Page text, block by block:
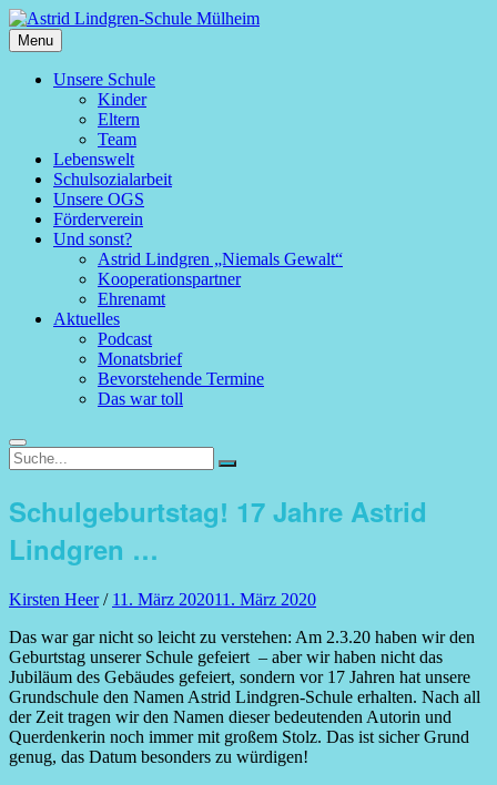
Skip
to
content
Astrid
Lindgren-
Menu
PrimaryUnsere Schule
Kinder
Eltern
Team
Lebenswelt
Schulsozialarbeit
Unsere OGS
Förderverein
Und sonst?
Astrid Lindgren „Niemals Gewalt“
Kooperationspartner
Ehrenamt
Aktuelles
Podcast
Monatsbrief
Bevorstehende Termine
Das war toll
Search
Search
for:
Search
Schulgeburtstag! 17 Jahre Astrid
Lindgren …
Author
Kirsten Heer/ Posted
11. März 202011. März 2020
Das war gar nicht so leicht zu verstehen: Am 2.3.20 haben wir den
Geburtstag unserer Schule gefeiert – aber wir haben nicht das
Jubiläum des Gebäudes gefeiert, sondern vor 17 Jahren hat unsere
Grundschule den Namen Astrid Lindgren-Schule erhalten. Nach all
der Zeit tragen wir den Namen dieser bedeutenden Autorin und
Querdenkerin noch immer mit großem Stolz. Das ist sicher Grund
genug, das Datum besonders zu würdigen!